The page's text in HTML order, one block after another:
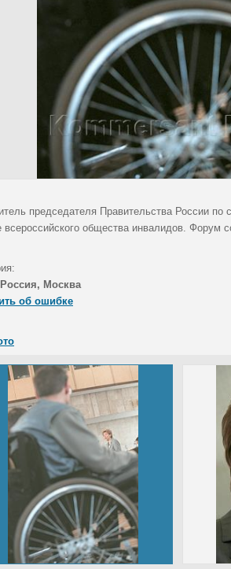
председателя Правительства России
общества инвалидов. Форум
Россия, Москва
об ошибке